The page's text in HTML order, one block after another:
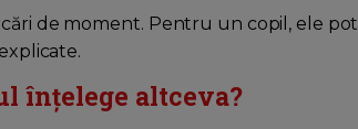
de moment. Pentru un copil, ele pot
înțelege altceva?